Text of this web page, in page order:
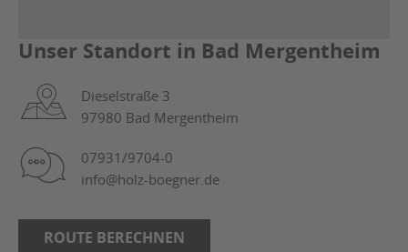
Unser Standort in Bad Mergentheim
Dieselstraße 3
97980 Bad Mergentheim
07931/9704-0
info@holz-boegner.de
ROUTE BERECHNEN